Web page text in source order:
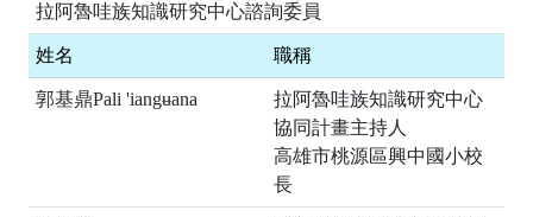
拉阿魯哇族知識研究中心諮詢委員
姓名 職稱
郭基鼎Pali 'iangʉana
拉阿魯哇族知識研究中心
協同計畫主持人
高雄市桃源區興中國小校
長